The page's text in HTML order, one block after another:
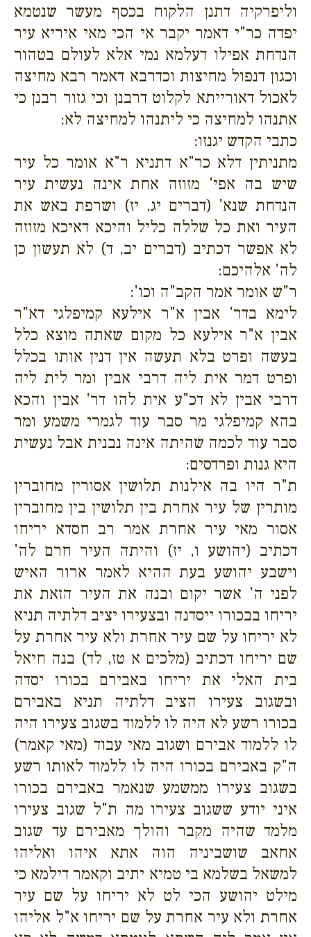
וליפרקיה דתנן הלקוח בכסף מעשר שנטמא
יפדה כר"י דאמר יקבר אי הכי מאי איריא עיר
הנדחת אפילו דעלמא נמי אלא לעולם בטהור
וכגון דנפול מחיצות וכדרבא דאמר רבא מחיצה
לאכול דאורייתא לקלוט דרבנן וכי גזור רבנן כי
אתנהו למחיצה כי ליתנהו למחיצה לא:
כתבי הקדש יגנזו:
מתניתין דלא כר"א דתניא ר"א אומר כל עיר
שיש בה אפי' מזוזה אחת אינה נעשית עיר
הנדחת שנא' (דברים יג, יז) ושרפת באש את
העיר ואת כל שללה כליל והיכא דאיכא מזוזה
לא אפשר דכתיב (דברים יב, ד) לא תעשון כן
לה' אלהיכם:
ר"ש אומר אמר הקב"ה וכו':
לימא בדר' אבין א"ר אילעא קמיפלגי דא"ר
אבין א"ר אילעא כל מקום שאתה מוצא כלל
בעשה ופרט בלא תעשה אין דנין אותו בכלל
ופרט דמר אית ליה דרבי אבין ומר לית ליה
דרבי אבין לא דכ"ע אית להו דר' אבין והכא
בהא קמיפלגי מר סבר עוד לגמרי משמע ומר
סבר עוד לכמה שהיתה אינה נבנית אבל נעשית
היא גנות ופרדסים:
ת"ר היו בה אילנות תלושין אסורין מחוברין
מותרין של עיר אחרת בין תלושין בין מחוברין
אסור מאי עיר אחרת אמר רב חסדא יריחו
דכתיב (יהושע ו, יז) והיתה העיר חרם לה'
וישבע יהושע בעת ההיא לאמר ארור האיש
לפני ה' אשר יקום ובנה את העיר הזאת את
יריחו בבכורו ייסדנה ובצעירו יציב דלתיה תניא
לא יריחו על שם עיר אחרת ולא עיר אחרת על
שם יריחו דכתיב (מלכים א טז, לד) בנה חיאל
בית האלי את יריחו באבירם בכורו יסדה
ובשגוב צעירו הציב דלתיה תניא באבירם
בכורו רשע לא היה לו ללמוד בשגוב צעירו היה
לו ללמוד אבירם ושגוב מאי עבוד (מאי קאמר)
ה"ק באבירם בכורו היה לו ללמוד לאותו רשע
בשגוב צעירו ממשמע שנאמר באבירם בכורו
איני יודע ששגוב צעירו מה ת"ל שגוב צעירו
מלמד שהיה מקבר והולך מאבירם עד שגוב
אחאב שושביניה הוה אתא איהו ואליהו
למשאל בשלמא בי טמיא יתיב וקאמר דילמא כי
מילט יהושע הכי לט לא יריחו על שם עיר
אחרת ולא עיר אחרת על שם יריחו א"ל אליהו